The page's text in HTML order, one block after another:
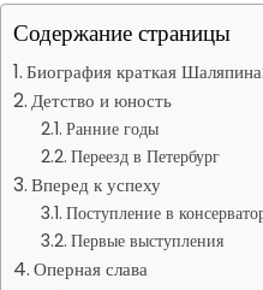
Содержание страницы
Биография краткая Шаляпина:
Детство и юность
Ранние годы
Переезд в Петербург
Вперед к успеху
Поступление в
Первые выступления
Оперная слава